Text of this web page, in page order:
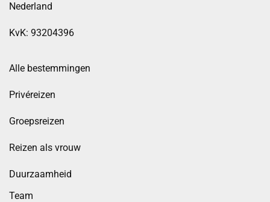
Nederland
KvK: 93204396
Alle bestemmingen
Privéreizen
Groepsreizen
Reizen als vrouw
Duurzaamheid
Team